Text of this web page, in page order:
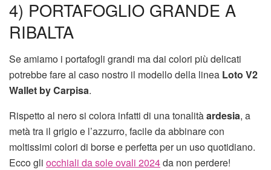
4) PORTAFOGLIO GRANDE A
RIBALTA
Se amiamo i portafogli grandi ma dai colori più delicati
potrebbe fare al caso nostro il modello della linea Loto V2
Wallet by Carpisa.
Rispetto al nero si colora infatti di una tonalitàardesia, a
metà tra il grigio e l’azzurro, facile da abbinare con
moltissimi colori di borse e perfetta per un uso quotidiano.
Ecco gli occhiali da sole ovali 2024da non perdere!